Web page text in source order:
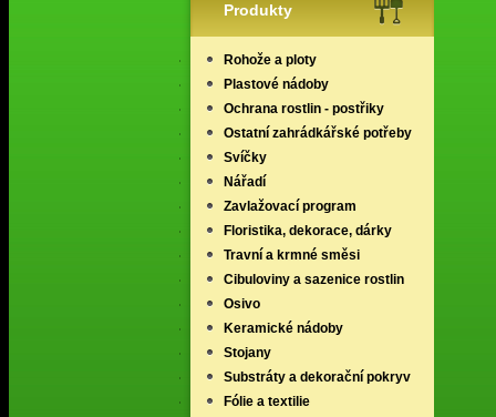
Produkty
Rohože a ploty
Plastové nádoby
Ochrana rostlin - postřiky
Ostatní zahrádkářské potřeby
Svíčky
Nářadí
Zavlažovací program
Floristika, dekorace, dárky
Travní a krmné směsi
Cibuloviny a sazenice rostlin
Osivo
Keramické nádoby
Stojany
Substráty a dekorační pokryv
Fólie a textilie